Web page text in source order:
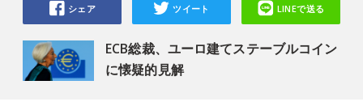
ECB総裁、ユーロ建てステーブルコイン
に懐疑的見解
シェア ツイート LINEで送る